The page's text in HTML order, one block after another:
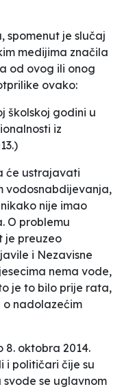
spomenut je slučaj
medijima značila
od ovog ili onog
ovako:
školskoj godini u
iz
će ustrajavati
vodosnabdijevanja,
nije imao
O problemu
je preuzeo
i Nezavisne
nema vode,
je to bilo prije rata,
o nadolazećim
8. oktobra 2014.
i političari čije su
se uglavnom